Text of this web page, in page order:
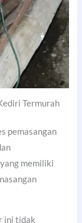
Termurah
pemasangan
memiliki
ini tidak